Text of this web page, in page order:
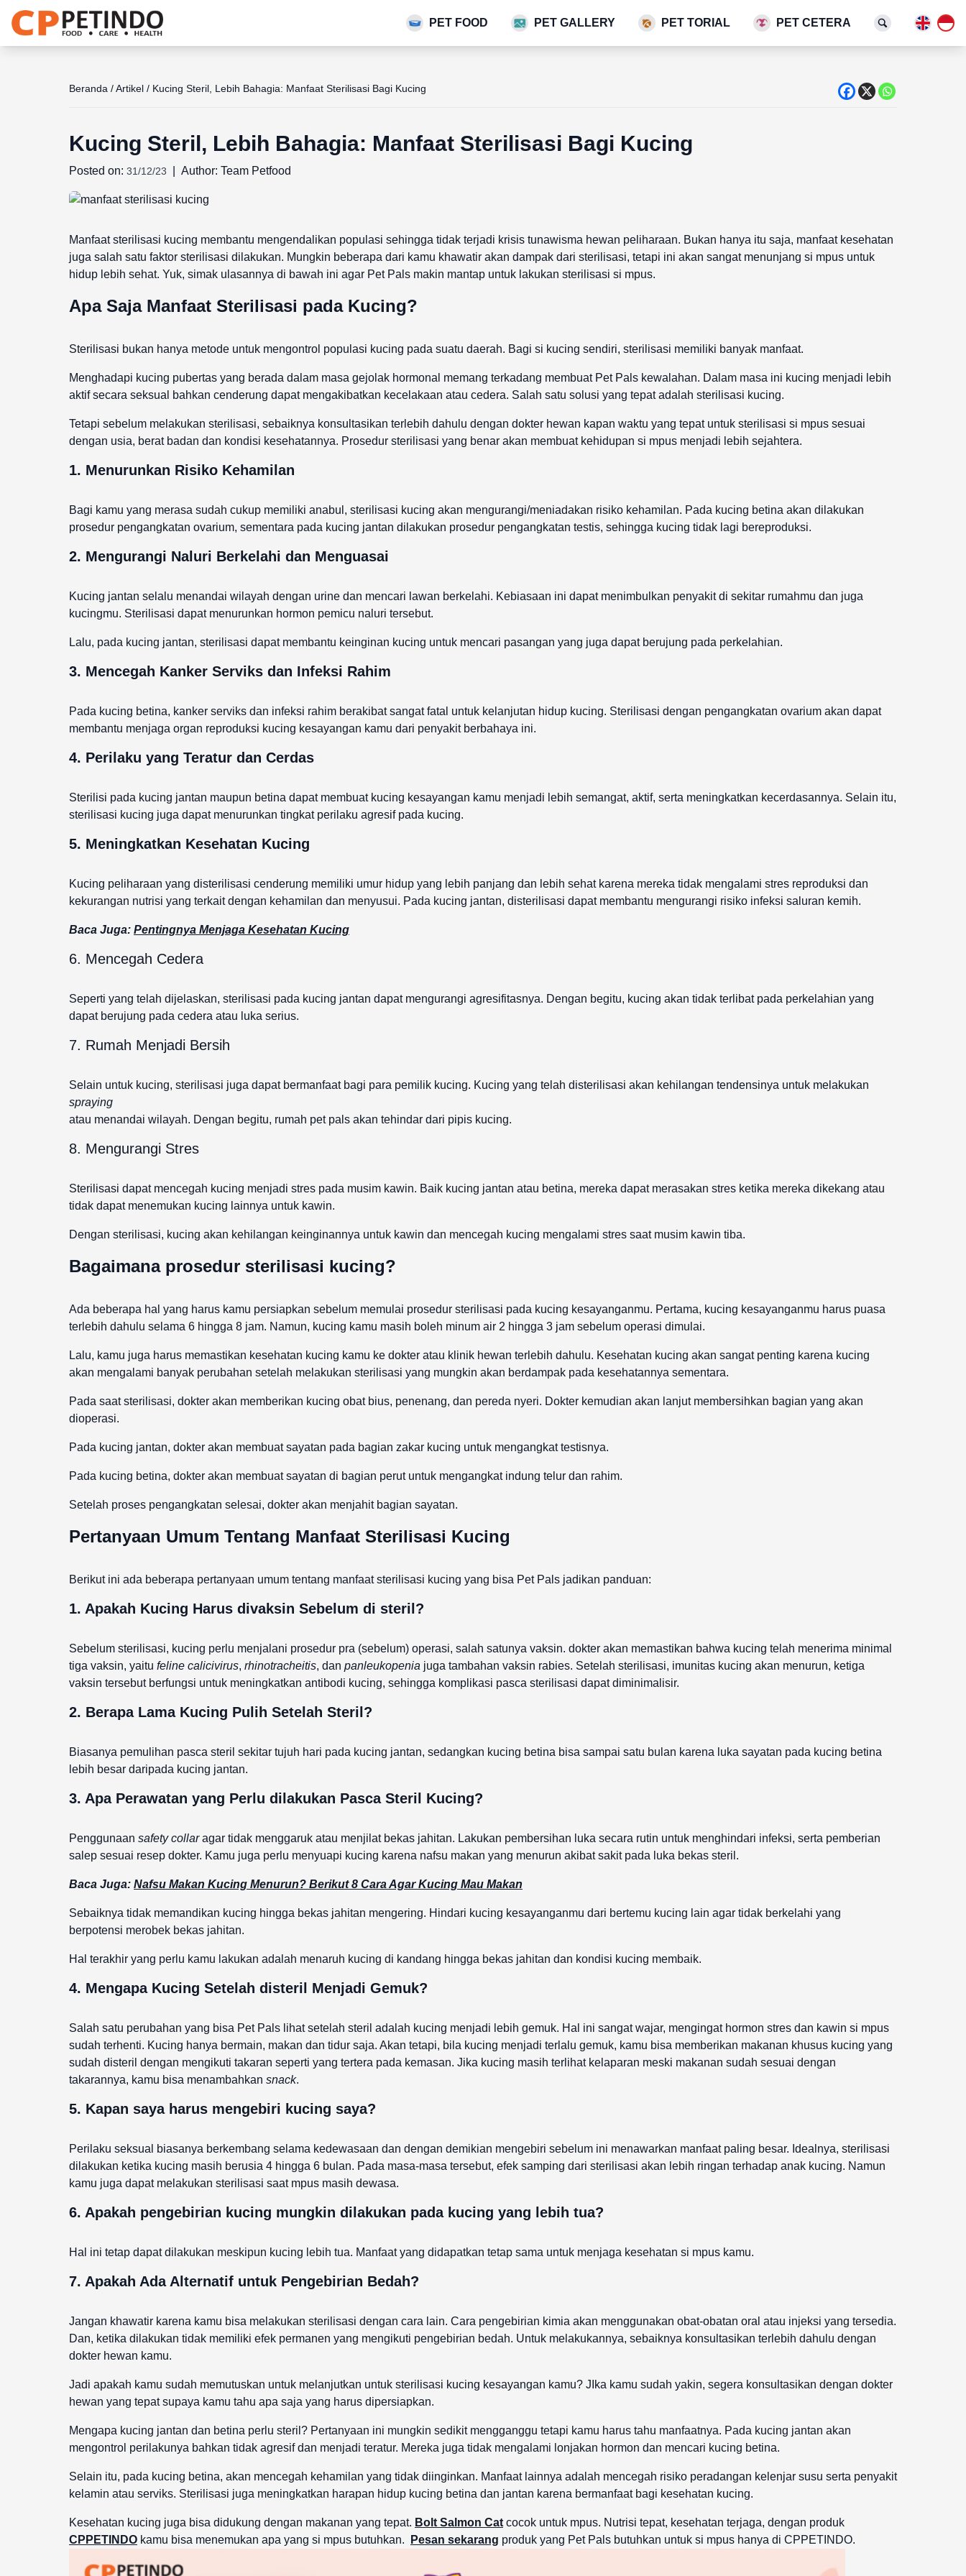
PET FOOD PET GALLERY PET TORIAL PET CETERA
Beranda /Artikel / Kucing Steril, Lebih Bahagia: Manfaat Sterilisasi Bagi Kucing
Kucing Steril, Lebih Bahagia: Manfaat Sterilisasi Bagi Kucing
Posted on: 31/12/23 Author: Team Petfood
Manfaat sterilisasi kucing membantu mengendalikan populasi sehingga tidak terjadi krisis tunawisma hewan peliharaan. Bukan hanya itu saja, manfaat kesehatan
juga salah satu faktor sterilisasi dilakukan. Mungkin beberapa dari kamu khawatir akan dampak dari sterilisasi, tetapi ini akan sangat menunjang si mpus untuk
hidup lebih sehat. Yuk, simak ulasannya di bawah ini agar Pet Pals makin mantap untuk lakukan sterilisasi si mpus.
Apa Saja Manfaat Sterilisasi pada Kucing?
Sterilisasi bukan hanya metode untuk mengontrol populasi kucing pada suatu daerah. Bagi si kucing sendiri, sterilisasi memiliki banyak manfaat.
Menghadapi kucing pubertas yang berada dalam masa gejolak hormonal memang terkadang membuat Pet Pals kewalahan. Dalam masa ini kucing menjadi lebih
aktif secara seksual bahkan cenderung dapat mengakibatkan kecelakaan atau cedera. Salah satu solusi yang tepat adalah sterilisasi kucing.
Tetapi sebelum melakukan sterilisasi, sebaiknya konsultasikan terlebih dahulu dengan dokter hewan kapan waktu yang tepat untuk sterilisasi si mpus sesuai
dengan usia, berat badan dan kondisi kesehatannya. Prosedur sterilisasi yang benar akan membuat kehidupan si mpus menjadi lebih sejahtera.
1. Menurunkan Risiko Kehamilan
Bagi kamu yang merasa sudah cukup memiliki anabul, sterilisasi kucing akan mengurangi/meniadakan risiko kehamilan. Pada kucing betina akan dilakukan
prosedur pengangkatan ovarium, sementara pada kucing jantan dilakukan prosedur pengangkatan testis, sehingga kucing tidak lagi bereproduksi.
2. Mengurangi Naluri Berkelahi dan Menguasai
Kucing jantan selalu menandai wilayah dengan urine dan mencari lawan berkelahi. Kebiasaan ini dapat menimbulkan penyakit di sekitar rumahmu dan juga
kucingmu. Sterilisasi dapat menurunkan hormon pemicu naluri tersebut.
Lalu, pada kucing jantan, sterilisasi dapat membantu keinginan kucing untuk mencari pasangan yang juga dapat berujung pada perkelahian.
3. Mencegah Kanker Serviks dan Infeksi Rahim
Pada kucing betina, kanker serviks dan infeksi rahim berakibat sangat fatal untuk kelanjutan hidup kucing. Sterilisasi dengan pengangkatan ovarium akan dapat
membantu menjaga organ reproduksi kucing kesayangan kamu dari penyakit berbahaya ini.
4. Perilaku yang Teratur dan Cerdas
Sterilisi pada kucing jantan maupun betina dapat membuat kucing kesayangan kamu menjadi lebih semangat, aktif, serta meningkatkan kecerdasannya. Selain itu,
sterilisasi kucing juga dapat menurunkan tingkat perilaku agresif pada kucing.
5. Meningkatkan Kesehatan Kucing
Kucing peliharaan yang disterilisasi cenderung memiliki umur hidup yang lebih panjang dan lebih sehat karena mereka tidak mengalami stres reproduksi dan
kekurangan nutrisi yang terkait dengan kehamilan dan menyusui. Pada kucing jantan, disterilisasi dapat membantu mengurangi risiko infeksi saluran kemih.
Baca Juga: Pentingnya Menjaga Kesehatan Kucing
6. Mencegah Cedera
Seperti yang telah dijelaskan, sterilisasi pada kucing jantan dapat mengurangi agresifitasnya. Dengan begitu, kucing akan tidak terlibat pada perkelahian yang
dapat berujung pada cedera atau luka serius.
7. Rumah Menjadi Bersih
Selain untuk kucing, sterilisasi juga dapat bermanfaat bagi para pemilik kucing. Kucing yang telah disterilisasi akan kehilangan tendensinya untuk melakukan
spraying
atau menandai wilayah. Dengan begitu, rumah pet pals akan tehindar dari pipis kucing.
8. Mengurangi Stres
Sterilisasi dapat mencegah kucing menjadi stres pada musim kawin. Baik kucing jantan atau betina, mereka dapat merasakan stres ketika mereka dikekang atau
tidak dapat menemukan kucing lainnya untuk kawin.
Dengan sterilisasi, kucing akan kehilangan keinginannya untuk kawin dan mencegah kucing mengalami stres saat musim kawin tiba.
Bagaimana prosedur sterilisasi kucing?
Ada beberapa hal yang harus kamu persiapkan sebelum memulai prosedur sterilisasi pada kucing kesayanganmu. Pertama, kucing kesayanganmu harus puasa
terlebih dahulu selama 6 hingga 8 jam. Namun, kucing kamu masih boleh minum air 2 hingga 3 jam sebelum operasi dimulai.
Lalu, kamu juga harus memastikan kesehatan kucing kamu ke dokter atau klinik hewan terlebih dahulu. Kesehatan kucing akan sangat penting karena kucing
akan mengalami banyak perubahan setelah melakukan sterilisasi yang mungkin akan berdampak pada kesehatannya sementara.
Pada saat sterilisasi, dokter akan memberikan kucing obat bius, penenang, dan pereda nyeri. Dokter kemudian akan lanjut membersihkan bagian yang akan
dioperasi.
Pada kucing jantan, dokter akan membuat sayatan pada bagian zakar kucing untuk mengangkat testisnya.
Pada kucing betina, dokter akan membuat sayatan di bagian perut untuk mengangkat indung telur dan rahim.
Setelah proses pengangkatan selesai, dokter akan menjahit bagian sayatan.
Pertanyaan Umum Tentang Manfaat Sterilisasi Kucing
Berikut ini ada beberapa pertanyaan umum tentang manfaat sterilisasi kucing yang bisa Pet Pals jadikan panduan:
1. Apakah Kucing Harus divaksin Sebelum di steril?
Sebelum sterilisasi, kucing perlu menjalani prosedur pra (sebelum) operasi, salah satunya vaksin. dokter akan memastikan bahwa kucing telah menerima minimal
tiga vaksin, yaitu feline calicivirus, rhinotracheitis, dan panleukopenia juga tambahan vaksin rabies. Setelah sterilisasi, imunitas kucing akan menurun, ketiga
vaksin tersebut berfungsi untuk meningkatkan antibodi kucing, sehingga komplikasi pasca sterilisasi dapat diminimalisir.
2. Berapa Lama Kucing Pulih Setelah Steril?
Biasanya pemulihan pasca steril sekitar tujuh hari pada kucing jantan, sedangkan kucing betina bisa sampai satu bulan karena luka sayatan pada kucing betina
lebih besar daripada kucing jantan.
3. Apa Perawatan yang Perlu dilakukan Pasca Steril Kucing?
Penggunaan safety collaragar tidak menggaruk atau menjilat bekas jahitan. Lakukan pembersihan luka secara rutin untuk menghindari infeksi, serta pemberian
salep sesuai resep dokter. Kamu juga perlu menyuapi kucing karena nafsu makan yang menurun akibat sakit pada luka bekas steril.
Baca Juga: Nafsu Makan Kucing Menurun? Berikut 8 Cara Agar Kucing Mau Makan
Sebaiknya tidak memandikan kucing hingga bekas jahitan mengering. Hindari kucing kesayanganmu dari bertemu kucing lain agar tidak berkelahi yang
berpotensi merobek bekas jahitan.
Hal terakhir yang perlu kamu lakukan adalah menaruh kucing di kandang hingga bekas jahitan dan kondisi kucing membaik.
4. Mengapa Kucing Setelah disteril Menjadi Gemuk?
Salah satu perubahan yang bisa Pet Pals lihat setelah steril adalah kucing menjadi lebih gemuk. Hal ini sangat wajar, mengingat hormon stres dan kawin si mpus
sudah terhenti. Kucing hanya bermain, makan dan tidur saja. Akan tetapi, bila kucing menjadi terlalu gemuk, kamu bisa memberikan makanan khusus kucing yang
sudah disteril dengan mengikuti takaran seperti yang tertera pada kemasan. Jika kucing masih terlihat kelaparan meski makanan sudah sesuai dengan
takarannya, kamu bisa menambahkan snack.
5. Kapan saya harus mengebiri kucing saya?
Perilaku seksual biasanya berkembang selama kedewasaan dan dengan demikian mengebiri sebelum ini menawarkan manfaat paling besar. Idealnya, sterilisasi
dilakukan ketika kucing masih berusia 4 hingga 6 bulan. Pada masa-masa tersebut, efek samping dari sterilisasi akan lebih ringan terhadap anak kucing. Namun
kamu juga dapat melakukan sterilisasi saat mpus masih dewasa.
6. Apakah pengebirian kucing mungkin dilakukan pada kucing yang lebih tua?
Hal ini tetap dapat dilakukan meskipun kucing lebih tua. Manfaat yang didapatkan tetap sama untuk menjaga kesehatan si mpus kamu.
7. Apakah Ada Alternatif untuk Pengebirian Bedah?
Jangan khawatir karena kamu bisa melakukan sterilisasi dengan cara lain. Cara pengebirian kimia akan menggunakan obat-obatan oral atau injeksi yang tersedia.
Dan, ketika dilakukan tidak memiliki efek permanen yang mengikuti pengebirian bedah. Untuk melakukannya, sebaiknya konsultasikan terlebih dahulu dengan
dokter hewan kamu.
Jadi apakah kamu sudah memutuskan untuk melanjutkan untuk sterilisasi kucing kesayangan kamu? JIka kamu sudah yakin, segera konsultasikan dengan dokter
hewan yang tepat supaya kamu tahu apa saja yang harus dipersiapkan.
Mengapa kucing jantan dan betina perlu steril? Pertanyaan ini mungkin sedikit mengganggu tetapi kamu harus tahu manfaatnya. Pada kucing jantan akan
mengontrol perilakunya bahkan tidak agresif dan menjadi teratur. Mereka juga tidak mengalami lonjakan hormon dan mencari kucing betina.
Selain itu, pada kucing betina, akan mencegah kehamilan yang tidak diinginkan. Manfaat lainnya adalah mencegah risiko peradangan kelenjar susu serta penyakit
kelamin atau serviks. Sterilisasi juga meningkatkan harapan hidup kucing betina dan jantan karena bermanfaat bagi kesehatan kucing.
Kesehatan kucing juga bisa didukung dengan makanan yang tepat. Bolt Salmon Cat cocok untuk mpus. Nutrisi tepat, kesehatan terjaga, dengan produk
CPPETINDO kamu bisa menemukan apa yang si mpus butuhkan. Pesan sekarang produk yang Pet Pals butuhkan untuk si mpus hanya di CPPETINDO.